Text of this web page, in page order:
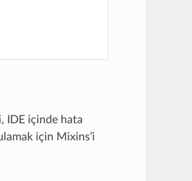
IDE içinde hata
için Mixins’i